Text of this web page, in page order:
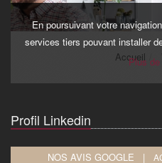
Profil Linkedin